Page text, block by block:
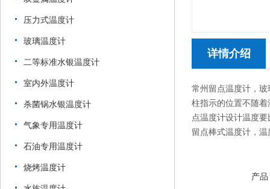
压力式温度计
玻璃温度计
二等标准水银温度计
室内外温度计
杀菌锅水银温度计
气象专用温度计
石油专用温度计
烧烤温度计
详情介绍
常州留点温度计，
柱指示的位置不随
点温度计设计温度
留点棒式温度计，
产品